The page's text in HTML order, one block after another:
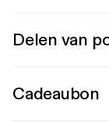
Delen van
Cadeaubon